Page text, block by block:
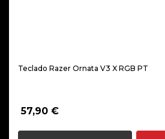
Teclado Razer Ornata V3 X RGB PT
57,90 €